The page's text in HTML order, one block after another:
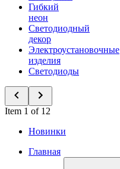
Гибкий
неон
Светодиодный
декор
Электроустановочные
изделия
Светодиоды
Item 1 of 12
Новинки
Главная